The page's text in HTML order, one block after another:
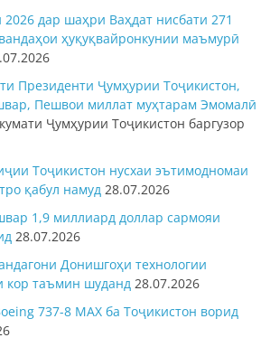
дар шаҳри Ваҳдат нисбати 271
ҳуқуқвайронкунии маъмурӣ
Президенти Ҷумҳурии Тоҷикистон,
Пешвои миллат муҳтарам Эмомалӣ
Ҷумҳурии Тоҷикистон баргузор
Тоҷикистон нусхаи эътимодномаи
қабул намуд 28.07.2026
1,9 миллиард доллар сармояи
28.07.2026
Донишгоҳи технологии
кор таъмин шуданд 28.07.2026
737-8 MAX ба Тоҷикистон ворид